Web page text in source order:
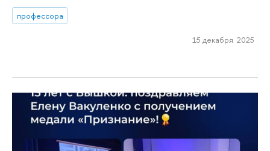
профессора
15 декабря 2025